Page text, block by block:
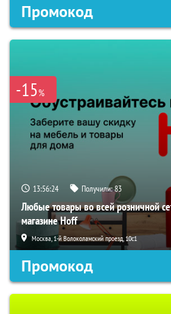
Промокод
-15%
13:56:23 Получили:83
Любые товары во всей розничной
магазине Hoff
Москва, 1-й Волоколамский проезд, 10с1
Промокод